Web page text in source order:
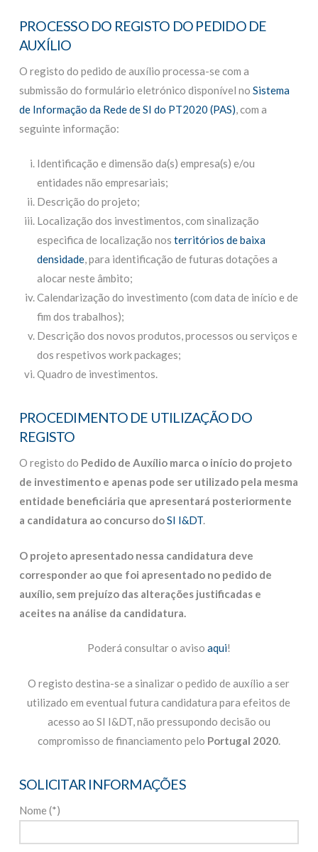
PROCESSO DO REGISTO DO PEDIDO DE
AUXÍLIO
O registo do pedido de auxílio processa-se com a
submissão do formulário eletrónico disponível no Sistema
de Informação da Rede de SI do PT2020 (PAS), com a
seguinte informação:
Identificação e dimensão da(s) empresa(s) e/ou
entidades não empresariais;
Descrição do projeto;
Localização dos investimentos, com sinalização
especifica de localização nos territórios de baixa
densidade, para identificação de futuras dotações a
alocar neste âmbito;
Calendarização do investimento (com data de início e de
fim dos trabalhos);
Descrição dos novos produtos, processos ou serviços e
dos respetivos work packages;
Quadro de investimentos.
PROCEDIMENTO DE UTILIZAÇÃO DO
REGISTO
O registo do Pedido de Auxílio marca o início do projeto
de investimento e apenas pode ser utilizado pela mesma
entidade beneficiária que apresentará posteriormente
a candidatura ao concurso doSI I&DT.
O projeto apresentado nessa candidatura deve
corresponder ao que foi apresentado no pedido de
auxílio, sem prejuízo das alterações justificadas e
aceites na análise da candidatura.
Poderá consultar o aviso aqui!
O registo destina-se a sinalizar o pedido de auxílio a ser
utilizado em eventual futura candidatura para efeitos de
acesso ao SI I&DT, não pressupondo decisão ou
compromisso de financiamento pelo Portugal 2020.
SOLICITAR INFORMAÇÕES
Nome (*)